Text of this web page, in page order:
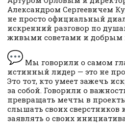
Александром Сергеевичем
не просто официальный
искренний разговор по
живыми советами и
Мы говорили о самом
истинный лидер — это не
Это тот, кто умеет зажечь
за собой. Говорили о
превращать мечты в
слышать своих сверстников
заявлять о своих